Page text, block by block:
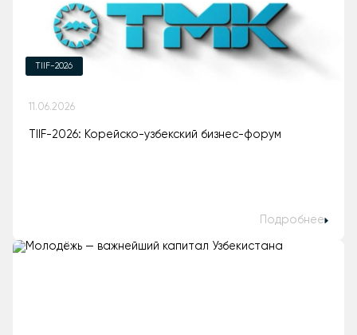
TIIF-2026
11.06.2026
TIIF-2026: Корейско-узбекский бизнес-форум
Подробнее